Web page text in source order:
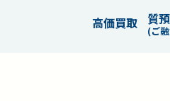
高価買取 質
(ご